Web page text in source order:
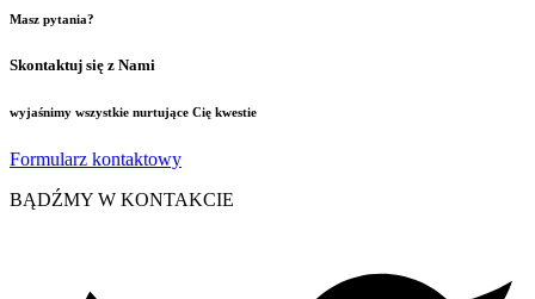
Masz pytania?
Skontaktuj się z Nami
wyjaśnimy wszystkie nurtujące Cię kwestie
Formularz kontaktowy
BĄDŹMY W KONTAKCIE